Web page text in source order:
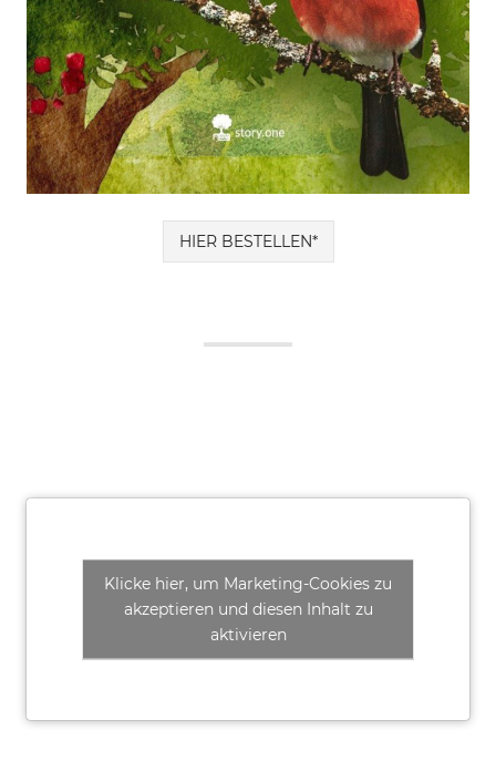
HIER BESTELLEN*
Klicke hier, um Marketing-Cookies zu
akzeptieren und diesen Inhalt zu
aktivieren